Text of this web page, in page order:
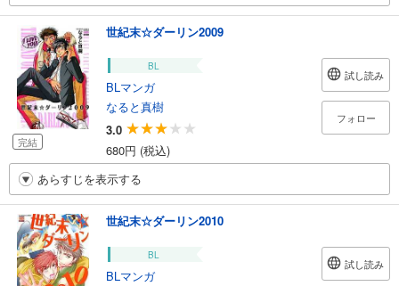
完結
世紀末☆ダーリン2009
BL
BLマンガ
なると真樹
3.0
680円 (税込)
試し読み
フォロー
あらすじを表示する
世紀末☆ダーリン2010
BL
BLマンガ
試し読み